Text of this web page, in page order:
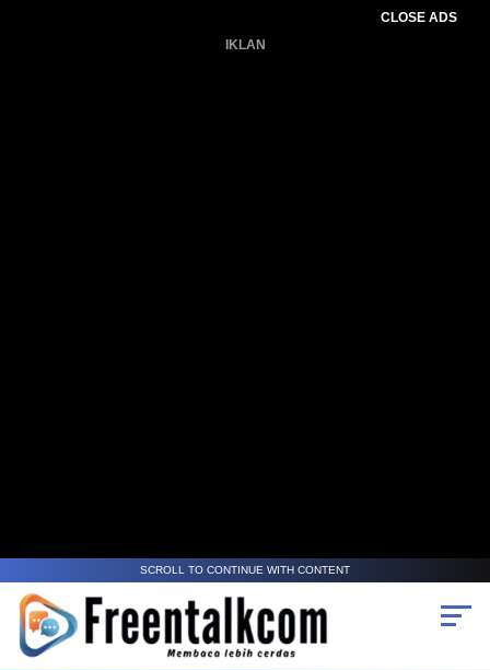
CLOSE ADS
IKLAN
SCROLL TO CONTINUE WITH CONTENT